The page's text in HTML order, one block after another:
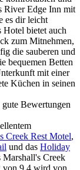
River Edge Inn mit
es dir leicht
Hotel bietet auch
zum Mitnehmen,
die sauberen und
bequemen Betten
mit einer
Küchen in seinen
Bewertungen
Creek Rest Motel,
und das Holiday
Marshall's Creek
von 9,4 wird von